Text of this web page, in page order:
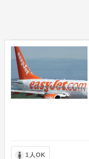
1人OK